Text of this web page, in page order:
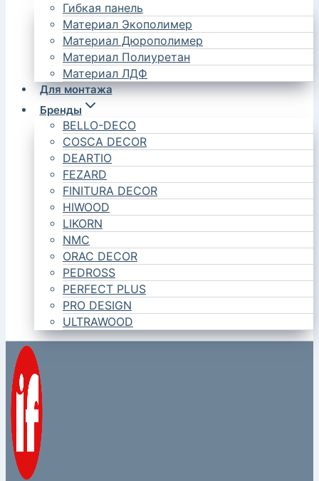
Гибкая панель
Материал Экополимер
Материал Дюрополимер
Материал Полиуретан
Материал ЛДФ
Для монтажа
Бренды
BELLO-DECO
COSCA DECOR
DEARTIO
FEZARD
FINITURA DECOR
HIWOOD
LIKORN
NMC
ORAC DECOR
PEDROSS
PERFECT PLUS
PRO DESIGN
ULTRAWOOD